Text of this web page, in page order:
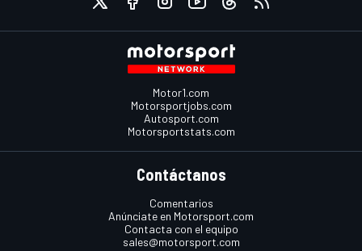
Motor1.com
Motorsportjobs.com
Autosport.com
Motorsportstats.com
Contáctanos
Comentarios
Anúnciate en Motorsport.com
Contacta con el equipo
sales@motorsport.com